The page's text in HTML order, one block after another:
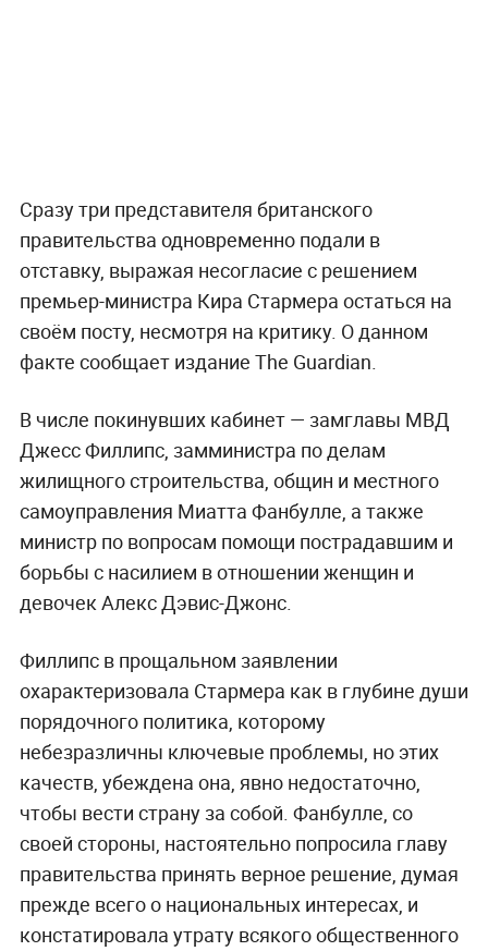
Сразу три представителя британского
правительства одновременно подали в
отставку, выражая несогласие с решением
премьер-министра Кира Стармера остаться на
своём посту, несмотря на критику. О данном
факте сообщает издание The Guardian.
В числе покинувших кабинет — замглавы МВД
Джесс Филлипс, замминистра по делам
жилищного строительства, общин и местного
самоуправления Миатта Фанбулле, а также
министр по вопросам помощи пострадавшим и
борьбы с насилием в отношении женщин и
девочек Алекс Дэвис-Джонс.
Филлипс в прощальном заявлении
охарактеризовала Стармера как в глубине души
порядочного политика, которому
небезразличны ключевые проблемы, но этих
качеств, убеждена она, явно недостаточно,
чтобы вести страну за собой. Фанбулле, со
своей стороны, настоятельно попросила главу
правительства принять верное решение, думая
прежде всего о национальных интересах, и
констатировала утрату всякого общественного